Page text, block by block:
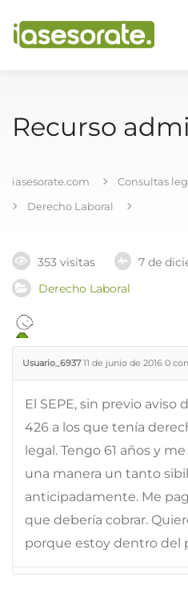
Recurso
iasesorate.com
Consultas
Derecho Laboral
353 visitas
7 de
Derecho Laboral
Usuario_6937 11 de junio de 2016 0
El SEPE, sin previo aviso
426 a los que tenía
legal. Tengo 61 años y
una manera un tanto
anticipadamente. Me
que debería cobrar.
porque estoy dentro del